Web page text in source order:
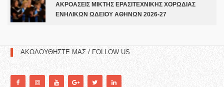
ΑΚΡΟΑΣΕΙΣ ΜΙΚΤΗΣ ΕΡΑΣΙΤΕΧΝΙΚΗΣ ΧΟΡΩΔΙΑΣ
ΕΝΗΛΙΚΩΝ ΩΔΕΙΟΥ ΑΘΗΝΩΝ 2026-27
ΑΚΟΛΟΥΘΗΣΤΕ ΜΑΣ / FOLLOW US